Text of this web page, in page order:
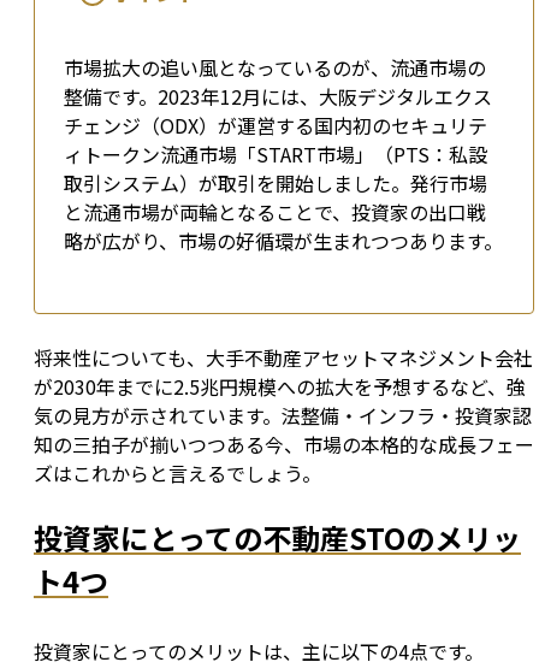
市場拡大の追い風となっているのが、流通市場の
整備です。2023年12月には、大阪デジタルエクス
チェンジ（ODX）が運営する国内初のセキュリテ
ィトークン流通市場「START市場」（PTS：私設
取引システム）が取引を開始しました。発行市場
と流通市場が両輪となることで、投資家の出口戦
略が広がり、市場の好循環が生まれつつあります。
将来性についても、大手不動産アセットマネジメント会社
が2030年までに2.5兆円規模への拡大を予想するなど、強
気の見方が示されています。法整備・インフラ・投資家認
知の三拍子が揃いつつある今、市場の本格的な成長フェー
ズはこれからと言えるでしょう。
投資家にとっての不動産STOのメリッ
ト4つ
投資家にとってのメリットは、主に以下の4点です。